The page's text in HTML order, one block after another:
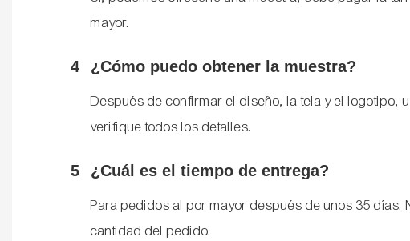
mayor.
4 ¿Cómo puedo obtener la muestra?
Después de confirmar el diseño, la tela y el logotipo,
verifique todos los detalles.
5 ¿Cuál es el tiempo de entrega?
Para pedidos al por mayor después de unos 35
cantidad del pedido.